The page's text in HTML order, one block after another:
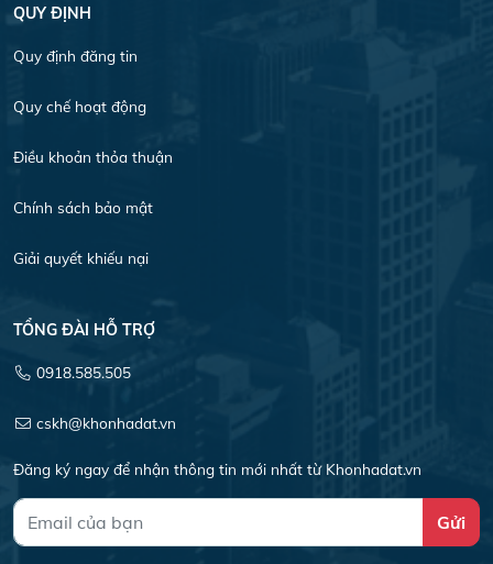
QUY ĐỊNH
Quy định đăng tin
Quy chế hoạt động
Điều khoản thỏa thuận
Chính sách bảo mật
Giải quyết khiếu nại
TỔNG ĐÀI HỖ TRỢ
0918.585.505
cskh@khonhadat.vn
Đăng ký ngay để nhận thông tin mới nhất từ Khonhadat.vn
Gửi